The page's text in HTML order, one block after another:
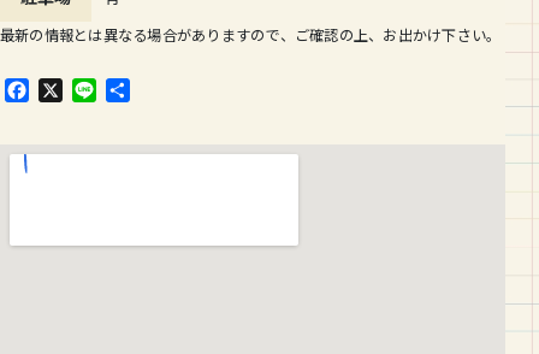
最新の情報とは異なる場合がありますので、ご確認の上、お出かけ下さい。
F
e
X
L
e